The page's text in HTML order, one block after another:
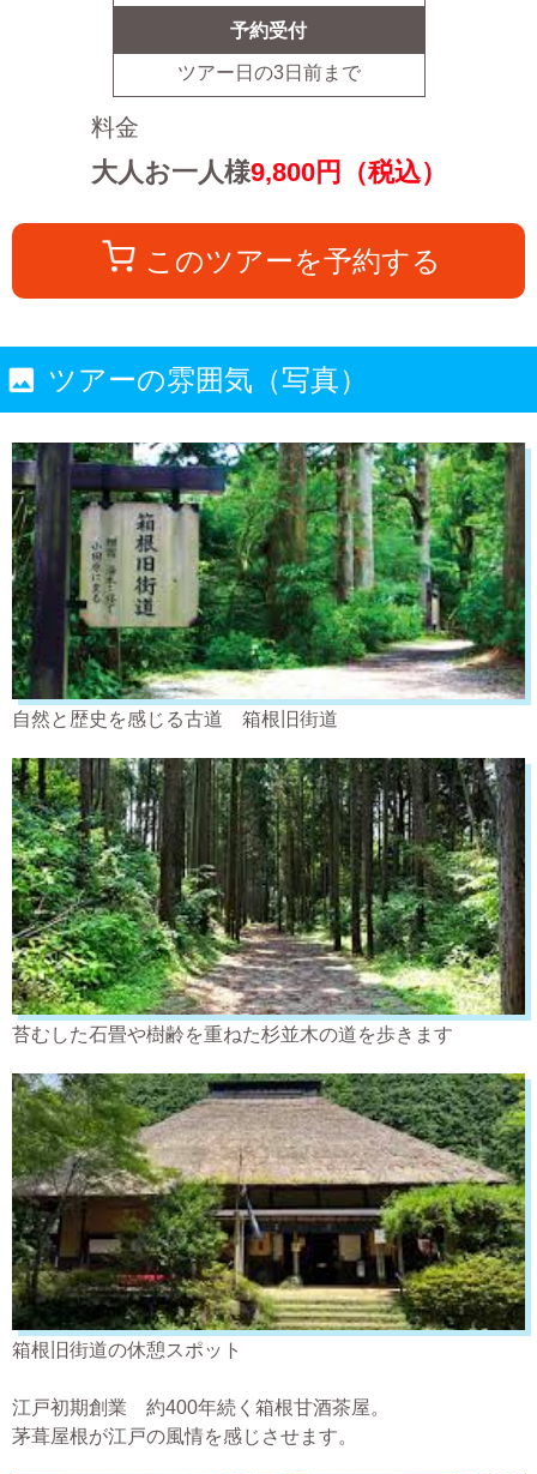
予約受付
ツアー日の3日前まで
料金
大人お一人様9,800円（税込）
このツアーを予約する
ツアーの雰囲気（写真）
自然と歴史を感じる古道 箱根旧街道
苔むした石畳や樹齢を重ねた杉並木の道を歩きます
箱根旧街道の休憩スポット
江戸初期創業 約400年続く箱根甘酒茶屋。
茅葺屋根が江戸の風情を感じさせます。